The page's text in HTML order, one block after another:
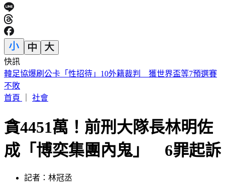
快訊
快訊／警報狂響！大雷雨炸半小時 北北桃注意9級強陣風、
強降雨
首頁
社會
貪4451萬！前刑大隊長林明佐
成「博奕集團內鬼」 6罪起訴
記者：林冠丞